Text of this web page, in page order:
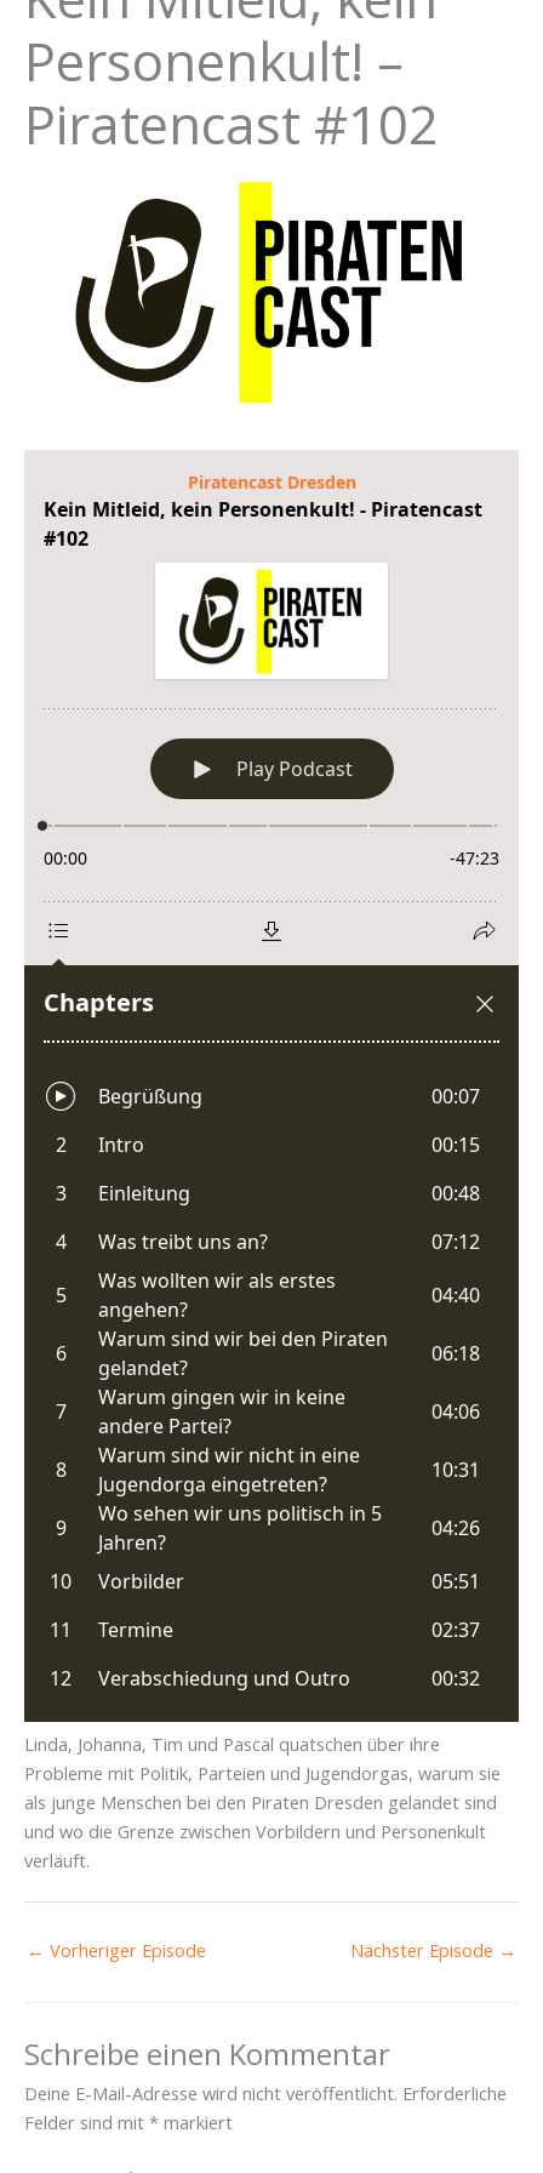
Personenkult! –
Piratencast #102
Linda, Johanna, Tim und Pascal quatschen über ihre
Probleme mit Politik, Parteien und Jugendorgas, warum sie
als junge Menschen bei den Piraten Dresden gelandet sind
und wo die Grenze zwischen Vorbildern und Personenkult
verläuft.
← Vorheriger Episode Nächster Episode →
Schreibe einen Kommentar
Deine E-Mail-Adresse wird nicht veröffentlicht. Erforderliche
Felder sind mit * markiert